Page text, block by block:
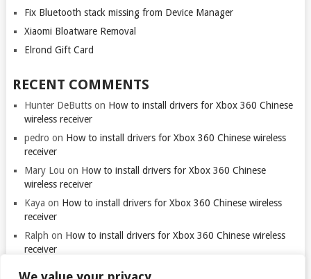
Fix Bluetooth stack missing from Device Manager
Xiaomi Bloatware Removal
Elrond Gift Card
RECENT COMMENTS
Hunter DeButtson How to install drivers for Xbox 360 Chinese
wireless receiver
pedro on How to install drivers for Xbox 360 Chinese wireless
receiver
Mary Lou on How to install drivers for Xbox 360 Chinese
wireless receiver
Kaya on How to install drivers for Xbox 360 Chinese wireless
receiver
Ralph on How to install drivers for Xbox 360 Chinese wireless
receiver